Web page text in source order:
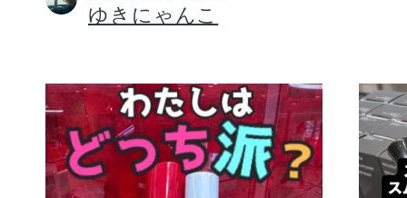
ドレススノー
ゆきにゃんこ